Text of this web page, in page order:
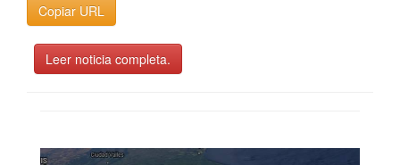
Copiar URL
Leer noticia completa.